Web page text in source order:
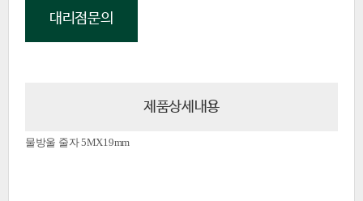
대리점문의
제품상세내용
물방울 줄자5MX19mm